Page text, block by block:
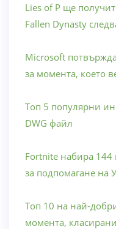
Lies of P ще
Fallen Dynasty
Microsoft
за момента, което
Топ 5 популярни
DWG файл
Fortnite набира 144
за подпомагане на
Топ 10 на най-
момента, класирани